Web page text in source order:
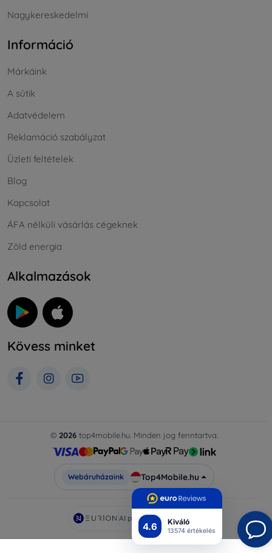
4.6 Kiváló
13574 értékelés
Nagykereskedelmi
Információ
Márkáink
A sütik
Adatvédelem
Reklamáció szabályzat
Üzleti feltételek
Blog
Kapcsolat
ÁFA nélküli vásárlás cégeknek
Zöld energia
Alkalmazások
Kövess minket
© 2026 top4mobile.hu. Minden jog fenntartva.
Webáruházaink Top4Mobile.hu
AI powered byEurion